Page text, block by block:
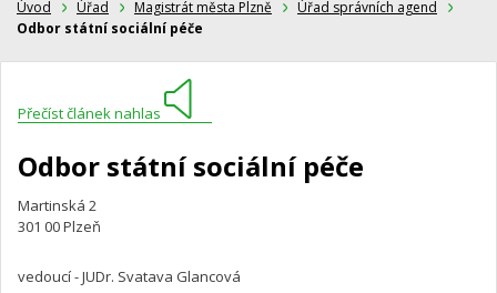
Úvod Úřad Magistrát města Plzně
Úřad správních agend
Odbor státní sociální péče
Přečíst článek nahlas
Odbor státní sociální péče
Martinská 2
301 00 Plzeň
vedoucí - JUDr. Svatava Glancová